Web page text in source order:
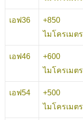
เอฟ36
+850
ไมโครเมตร
เอฟ46
+600
ไมโครเมตร
เอฟ54
+500
ไมโครเมตร